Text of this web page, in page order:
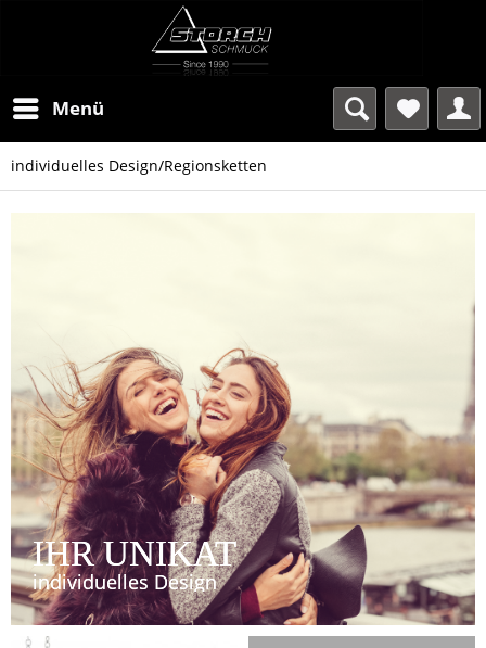
Menü
individuelles Design/Regionsketten
IHR UNIKAT
individuelles Design